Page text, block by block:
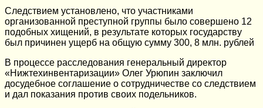
Следствием установлено, что участниками
организованной преступной группы было совершено 12
подобных хищений, в результате которых государству
был причинен ущерб на общую сумму 300, 8 млн. рублей
В процессе расследования генеральный директор
«Нижтехинвентаризации» Олег Урюпин заключил
досудебное соглашение о сотрудничестве со следствием
и дал показания против своих подельников.